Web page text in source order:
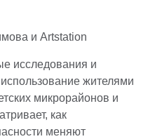
и Artstation
исследования и
жителями
микрорайонов и
как
меняют